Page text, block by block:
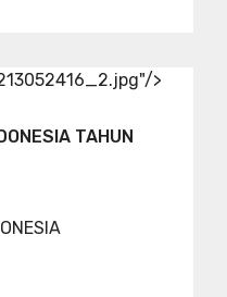
>
TAHUN